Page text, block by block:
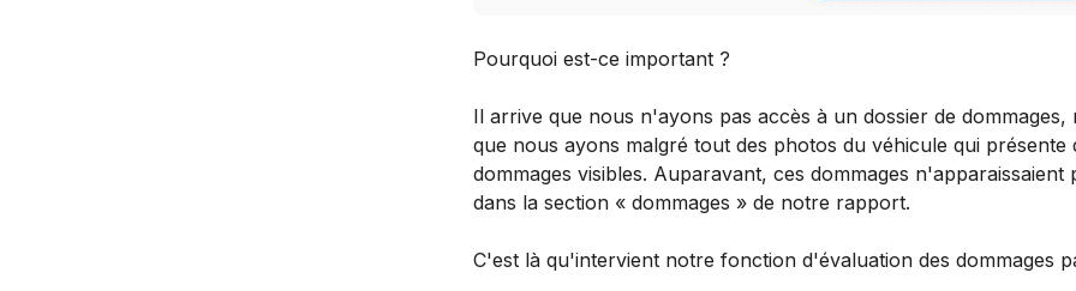
Pourquoi est-ce important ?
Il arrive que nous n'ayons pas accès à un dossier de dommages,
que nous ayons malgré tout des photos du véhicule qui présente
dommages visibles. Auparavant, ces dommages n'apparaissaient
dans la section « dommages » de notre rapport.
C'est là qu'intervient notre fonction d'évaluation des dommages